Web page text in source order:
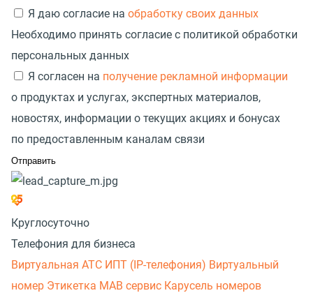
Я даю согласие на обработку своих данных
Необходимо принять согласие с политикой обработки
персональных данных
Я согласен на получение рекламной информации
о продуктах и услугах, экспертных материалов,
новостях, информации о текущих акциях и бонусах
по предоставленным каналам связи
Круглосуточно
Телефония для бизнеса
Виртуальная АТС ИПТ (IP-телефония) Виртуальный
номер Этикетка МАВ сервис Карусель номеров